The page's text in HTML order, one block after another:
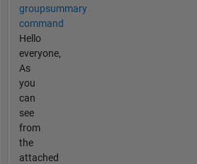
groupsummary
command
Hello
everyone,
As
you
can
see
from
the
attached